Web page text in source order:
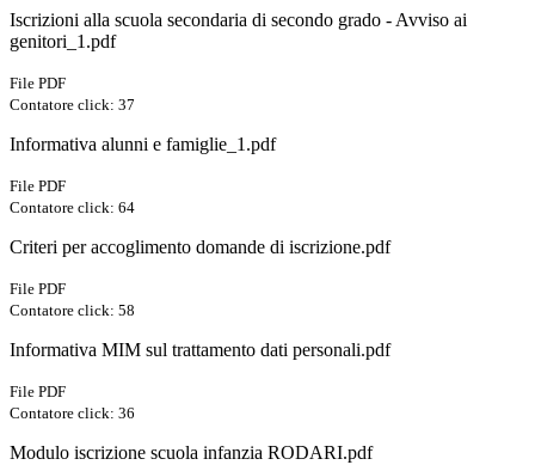
Iscrizioni alla scuola secondaria di secondo grado - Avviso ai
genitori_1.pdf
File PDF
Contatore click: 37
Informativa alunni e famiglie_1.pdf
File PDF
Contatore click: 64
Criteri per accoglimento domande di iscrizione.pdf
File PDF
Contatore click: 58
Informativa MIM sul trattamento dati personali.pdf
File PDF
Contatore click: 36
Modulo iscrizione scuola infanzia RODARI.pdf